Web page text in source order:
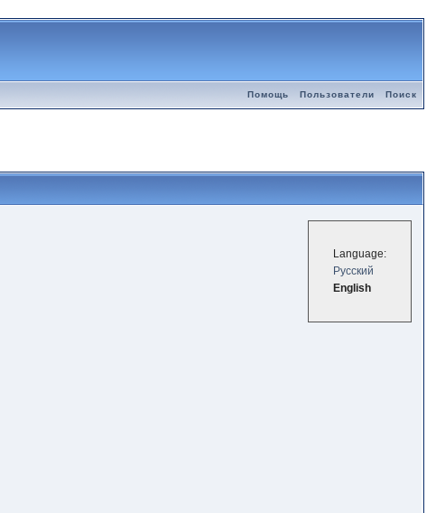
Помощь Пользователи Поиск
Language:
Русский
English